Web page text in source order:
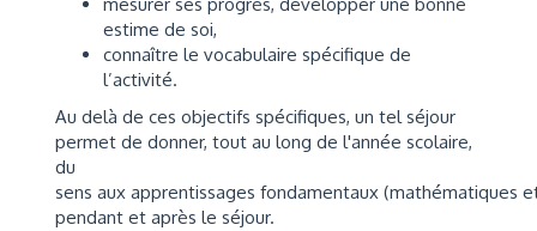
estime de soi,
connaître le vocabulaire spécifique de
l’activité.
Au delà de ces objectifs spécifiques, un tel séjour
permet de donner, tout au long de l'année scolaire,
du
sens aux apprentissages fondamentaux (mathématiques
pendant et après le séjour.